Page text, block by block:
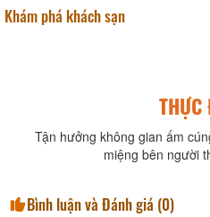
Khám phá khách sạn
THỰC
Tận hưởng không gian ấm
miệng bên người
Bình luận và Đánh giá (0)